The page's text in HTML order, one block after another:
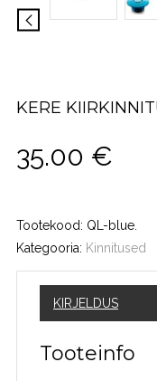
KERE
35.00 €
Tootekood: QL-blue
Kategooria: Kinnitused
KIRJELDUS
Tooteinfo